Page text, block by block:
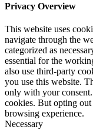
Privacy Overview
This website uses
navigate through the
categorized as
essential for the
also use third-party
you use this website.
only with your
cookies. But opting
browsing experience.
Necessary